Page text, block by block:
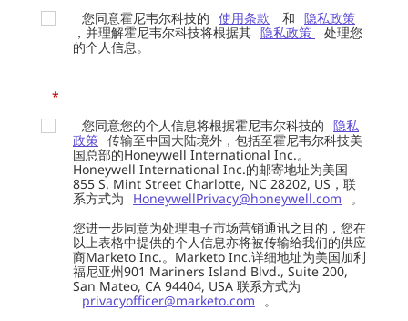
您同意霍尼韦尔科技的 使用条款 和 隐私政策
，并理解霍尼韦尔科技将根据其 隐私政策
处理您
的个人信息。
*
您同意您的个人信息将根据霍尼韦尔科技的 隐私
政策 传输至中国大陆境外，包括至霍尼韦尔科技美
国总部的Honeywell International Inc.。
Honeywell International Inc.的邮寄地址为美国
855 S. Mint Street Charlotte, NC 28202, US，联
系方式为
HoneywellPrivacy@honeywell.com
。
您进一步同意为处理电子市场营销通讯之目的，您在
以上表格中提供的个人信息亦将被传输给我们的供应
商Marketo Inc.。Marketo Inc.详细地址为美国加利
福尼亚州901 Mariners Island Blvd., Suite 200,
San Mateo, CA 94404, USA 联系方式为
privacyofficer@marketo.com
。